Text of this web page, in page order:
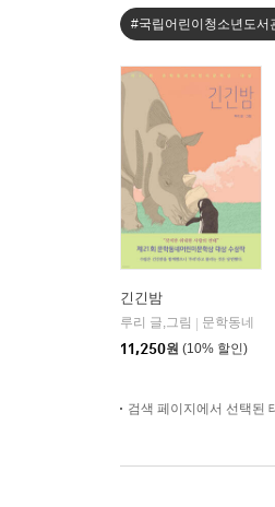
#국립어린이청소년도서
긴긴밤
루리 글,그림
문학동네
11,250원 (10% 할인)
검색 페이지에서 선택된